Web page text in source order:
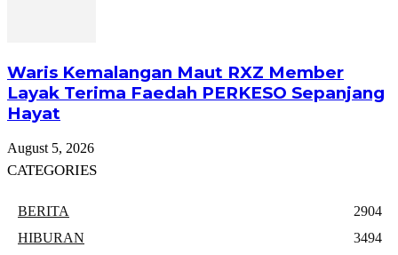
Waris Kemalangan Maut RXZ Member
Layak Terima Faedah PERKESO Sepanjang
Hayat
August 5, 2026
CATEGORIES
BERITA
2904
HIBURAN
3494